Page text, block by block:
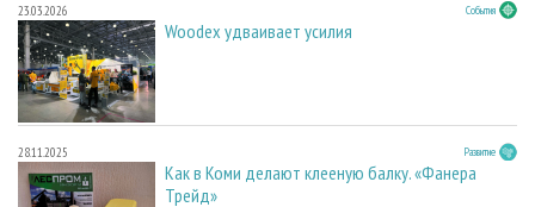
23.03.2026 События
Woodex удваивает усилия
28.11.2025 Развитие
Как в Коми делают клееную балку. «Фанера
Трейд»